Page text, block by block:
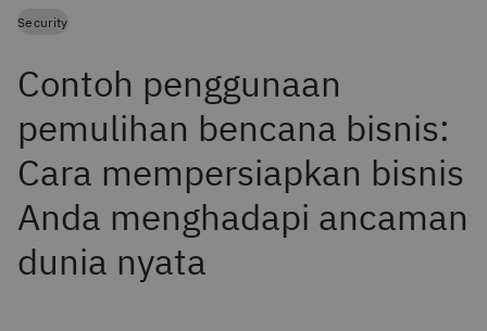
Security
Contoh penggunaan
pemulihan bencana bisnis:
Cara mempersiapkan bisnis
Anda menghadapi ancaman
dunia nyata